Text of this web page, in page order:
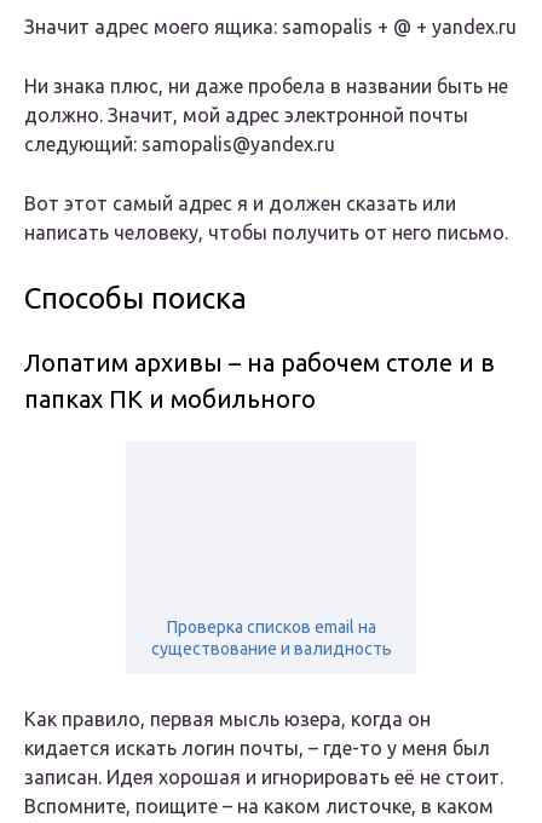
Значит адрес моего ящика: samopalis + @ + yandex.ru
Ни знака плюс, ни даже пробела в названии быть не
должно. Значит, мой адрес электронной почты
следующий: samopalis@yandex.ru
Вот этот самый адрес я и должен сказать или
написать человеку, чтобы получить от него письмо.
Способы поиска
Лопатим архивы – на рабочем столе и в
папках ПК и мобильного
Проверка списков email на
существование и валидность
Как правило, первая мысль юзера, когда он
кидается искать логин почты, – где-то у меня был
записан. Идея хорошая и игнорировать её не стоит.
Вспомните, поищите – на каком листочке, в каком